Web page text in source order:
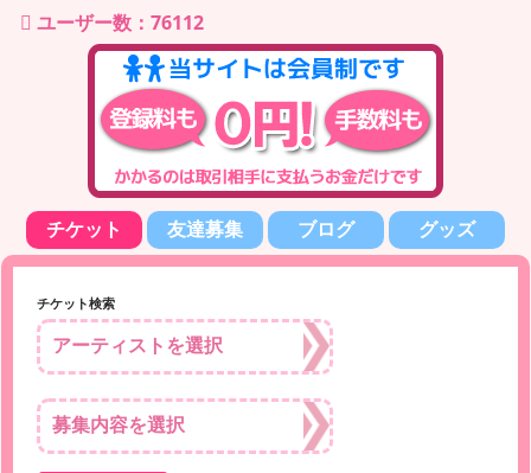
ユーザー数：76112
チケット 友達募集 ブログ グッズ
チケット検索